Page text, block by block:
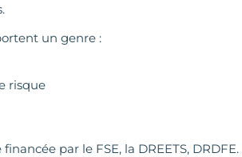
un genre :
risque
par le FSE, la DREETS, DRDFE.